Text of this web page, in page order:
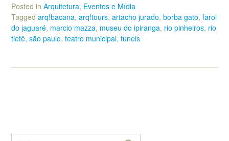
Posted in Arquitetura, Eventos e Mídia
Tagged arq!bacana, arq!tours, artacho jurado, borba gato, farol
do jaguaré, marcio mazza, museu do ipiranga, rio pinheiros, rio
tietê, são paulo, teatro municipal, túneis